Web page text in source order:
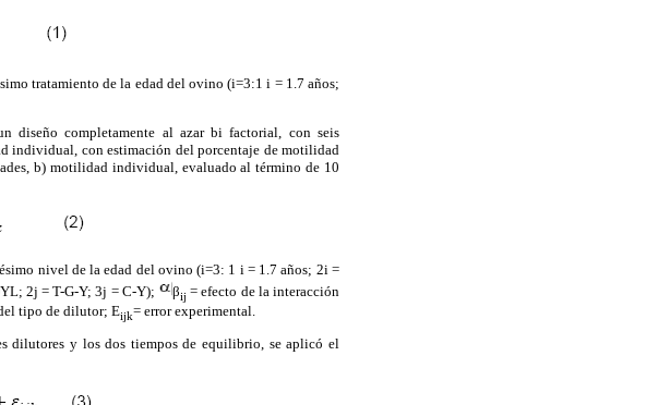
tratamiento de la edad del ovino (i=3:1 i = 1.7 años;
diseño completamente al azar bi factorial, con seis
individual, con estimación del porcentaje de motilidad
b) motilidad individual, evaluado al término de 10
nivel de la edad del ovino (i=3: 1 i = 1.7 años; 2i =
2j = T-G-Y; 3j = C-Y); βij= efecto de la interacción
tipo de dilutor; Eijk= error experimental.
dilutores y los dos tiempos de equilibrio, se aplicó el